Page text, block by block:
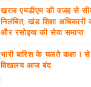
खराब एमडीएम की वजह से
निलंबित, खंड शिक्षा अधिकारी
और रसोइया की सेवा समाप्त
भारी बारिश के चलते कक्षा
विद्यालय आज बंद